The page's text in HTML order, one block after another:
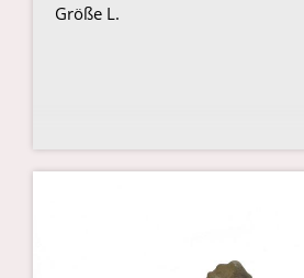
Größe L.